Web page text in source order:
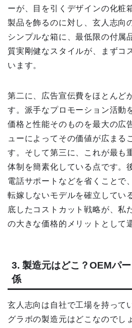
ーが、目を引くデザインの化粧
製品を飾るのに対し、玄人志向
シンプルな箱に、最低限の付属
質実剛健なスタイルが、まずコ
います。
第二に、広告宣伝費をほとんど
す。派手なプロモーション活動
価格と性能そのものを最大の広
ューによってその価値が広まる
す。そして第三に、これが最も
体制を簡素化している点です。
電話サポートなどを省くことで
転嫁しないモデルを確立してい
底したコストカット戦略が、私
の大きな価格的メリットとして
3. 製造元はどこ？OEMパ
係
玄人志向は自社で工場を持って
グラボの製造元はどこなのでし